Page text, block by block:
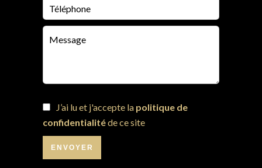
J’ai lu et j'accepte la politique de
confidentialitéde ce site
ENVOYER